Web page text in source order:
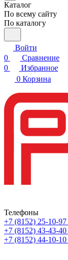
Каталог
По всему сайту
По каталогу
Войти
0
Сравнение
0
Избранное
0 Корзина
Телефоны
+7 (8152) 25-10-97
+7 (8152) 43-43-40
+7 (8152) 44-10-10